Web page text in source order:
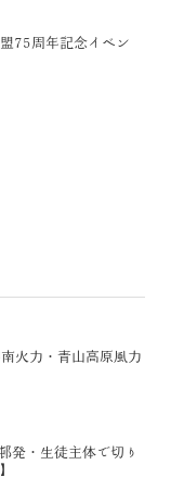
75周年記念イベン
火力・青山高原風力
・生徒主体で切り